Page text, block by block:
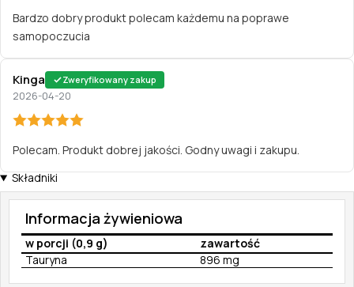
Bardzo dobry produkt polecam każdemu na poprawe
samopoczucia
Kinga Zweryfikowany zakup
2026-04-20
Polecam. Produkt dobrej jakości. Godny uwagi i zakupu.
Składniki
Informacja żywieniowa
w porcji (0,9 g)
zawartość
Tauryna
896 mg